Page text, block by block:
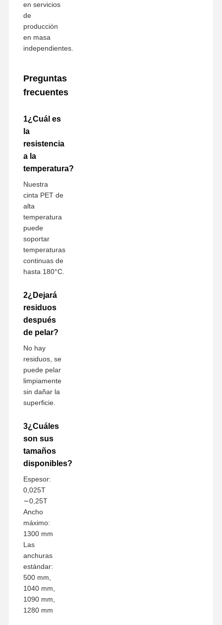
en servicios
de
producción
en masa
independientes.
Preguntas
frecuentes
1¿Cuál es
la
resistencia
a la
temperatura?
Nuestra
cinta PET de
alta
temperatura
puede
soportar
temperaturas
continuas de
hasta 180°C.
2¿Dejará
residuos
después
de pelar?
No hay
residuos, se
puede pelar
limpiamente
sin dañar la
superficie.
3¿Cuáles
son sus
tamaños
disponibles?
Espesor:
0,025T
∼0,25T
Ancho
máximo:
1300 mm
Las
anchuras
estándar:
500 mm,
1040 mm,
1090 mm,
1280 mm